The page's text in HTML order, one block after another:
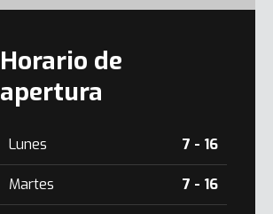
Horario de
apertura
Lunes 7 - 16
Martes 7 - 16